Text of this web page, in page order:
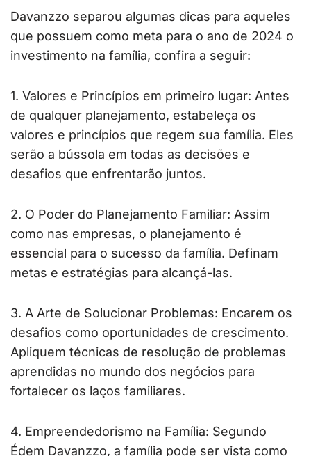
Davanzzo separou algumas dicas para aqueles
que possuem como meta para o ano de 2024 o
investimento na família, confira a seguir:
1. Valores e Princípios em primeiro lugar: Antes
de qualquer planejamento, estabeleça os
valores e princípios que regem sua família. Eles
serão a bússola em todas as decisões e
desafios que enfrentarão juntos.
2. O Poder do Planejamento Familiar: Assim
como nas empresas, o planejamento é
essencial para o sucesso da família. Definam
metas e estratégias para alcançá-las.
3. A Arte de Solucionar Problemas: Encarem os
desafios como oportunidades de crescimento.
Apliquem técnicas de resolução de problemas
aprendidas no mundo dos negócios para
fortalecer os laços familiares.
4. Empreendedorismo na Família: Segundo
Édem Davanzzo, a família pode ser vista como